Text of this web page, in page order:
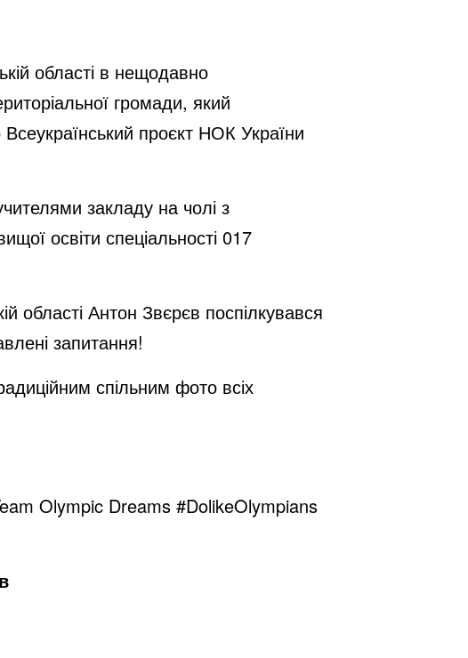
області в нещодавно
громади, який
проєкт НОК України
закладу на чолі з
освіти спеціальності 017
області Антон Звєрєв поспілкувався
запитання!
спільним фото всіх
Olympic Dreams #DolikeOlympians